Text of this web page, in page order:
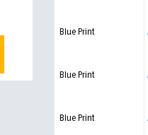
Blue Print
Blue Print
Blue Print